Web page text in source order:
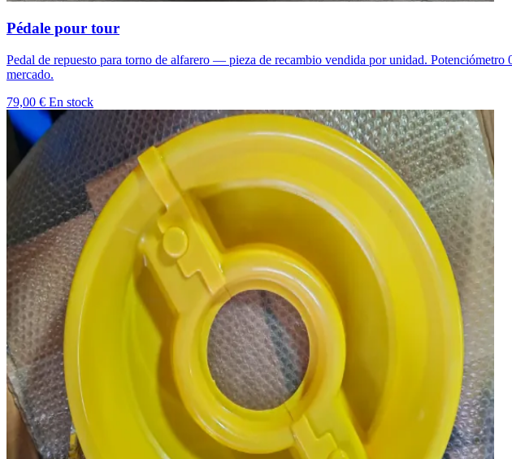
Pédale pour tour
Pedal de repuesto para torno de alfarero — pieza de recambio vendida por unidad.
mercado.
79,00 € En stock